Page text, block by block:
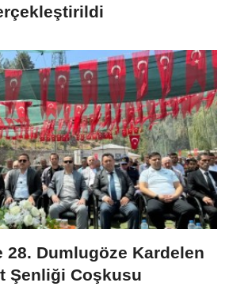
28. Dumlugöze Kardelen
Şenliği Coşkusu